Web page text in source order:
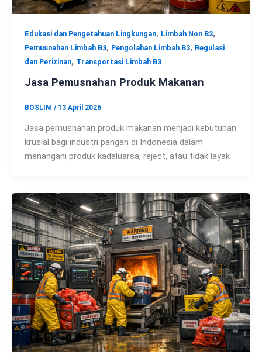
Edukasi dan Pengetahuan Lingkungan, Limbah Non B3,
Pemusnahan Limbah B3, Pengolahan Limbah B3, Regulasi
dan Perizinan, Transportasi Limbah B3
Jasa Pemusnahan Produk Makanan
BOSLIM / 13 April 2026
Jasa pemusnahan produk makanan menjadi kebutuhan
krusial bagi industri pangan di Indonesia dalam
menangani produk kadaluarsa, reject, atau tidak layak